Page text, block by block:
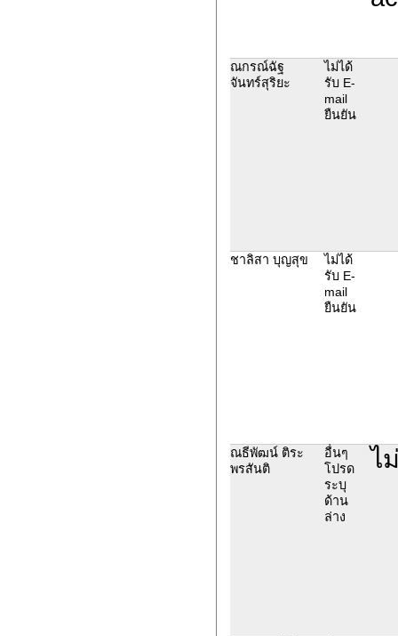
ณกรณ์ฉัฐ
จันทร์สุริยะ
ไม่ได้
รับ E-
mail
ยืนยัน
ชาลิสา บุญสุข
ไม่ได้
รับ E-
mail
ยืนยัน
ณธีพัฒน์ ติระ
พรสันติ
อื่นๆ
โปรด
ระบุ
ด้าน
ล่าง
ไ